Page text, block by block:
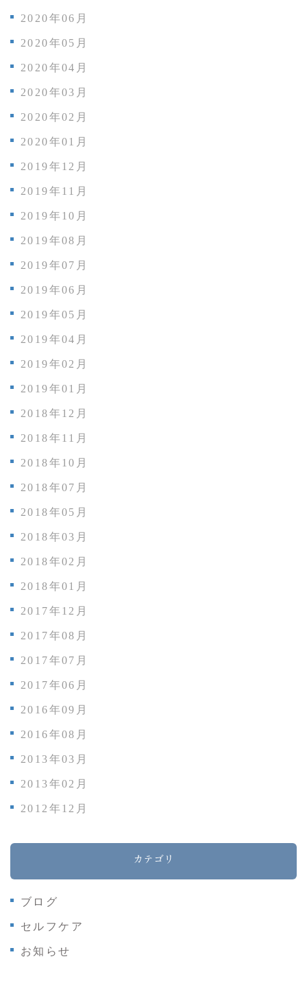
2020年06月
2020年05月
2020年04月
2020年03月
2020年02月
2020年01月
2019年12月
2019年11月
2019年10月
2019年08月
2019年07月
2019年06月
2019年05月
2019年04月
2019年02月
2019年01月
2018年12月
2018年11月
2018年10月
2018年07月
2018年05月
2018年03月
2018年02月
2018年01月
2017年12月
2017年08月
2017年07月
2017年06月
2016年09月
2016年08月
2013年03月
2013年02月
2012年12月
カテゴリ
ブログ
セルフケア
お知らせ